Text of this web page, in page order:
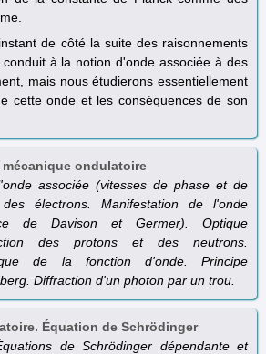
de côté la suite des raisonnements
à la notion d'onde associée à des
mais nous étudierons essentiellement
cette onde et les conséquences de son
ondulatoire
associée (vitesses de phase et de
électrons. Manifestation de l'onde
de Davison et Germer). Optique
des protons et des neutrons.
de la fonction d'onde. Principe
Diffraction d'un photon par un trou.
Équation de Schrödinger
de Schrödinger dépendante et